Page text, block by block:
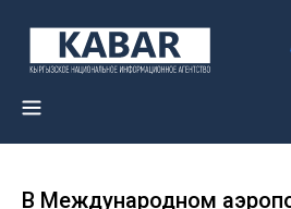
В Международном